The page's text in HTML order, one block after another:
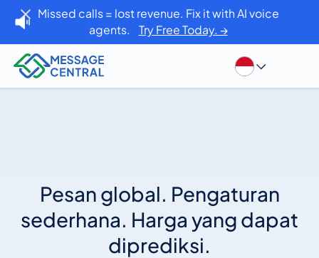
Missed calls = lost revenue. Fix it with AI voice
agents. Try Free Today. →
Pesan global. Pengaturan
sederhana. Harga yang dapat
diprediksi.